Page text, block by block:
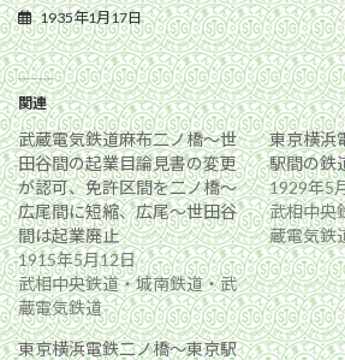
1935年1月17日
関連
武蔵電気鉄道麻布二ノ橋〜世
田谷間の起業目論見書の変更
が認可、免許区間を二ノ橋〜
広尾間に短縮、広尾〜世田谷
間は起業廃止
1915年5月12日
武相中央鉄道・城南鉄道・武
蔵電気鉄道
東京横浜
駅間の鉄
1929年5
武相中央
蔵電気鉄
東京横浜電鉄二ノ橋〜東京駅